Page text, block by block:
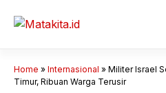
Home » Internasional » Militer Israel
Timur, Ribuan Warga Terusir